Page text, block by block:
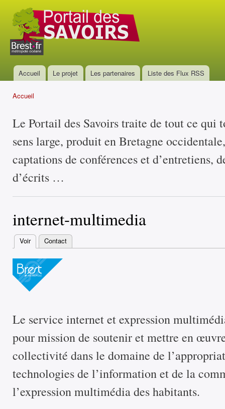
Portail
des
savoirs
Menu principal
Accueil Le projet Les partenaires Liste des Flux RSS
Accueil
Le Portail des Savoirs traite de tout ce qui
sens large, produit en Bretagne
captations de conférences et d’entretiens,
d’écrits …
internet-multimedia
Onglets principaux
Voir(onglet actif)
Contact
Le service internet et expression
pour mission de soutenir et mettre en
collectivité dans le domaine de
technologies de l’information et de la
l’expression multimédia des habitants.